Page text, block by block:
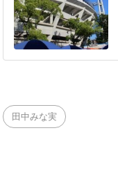
田中みな実